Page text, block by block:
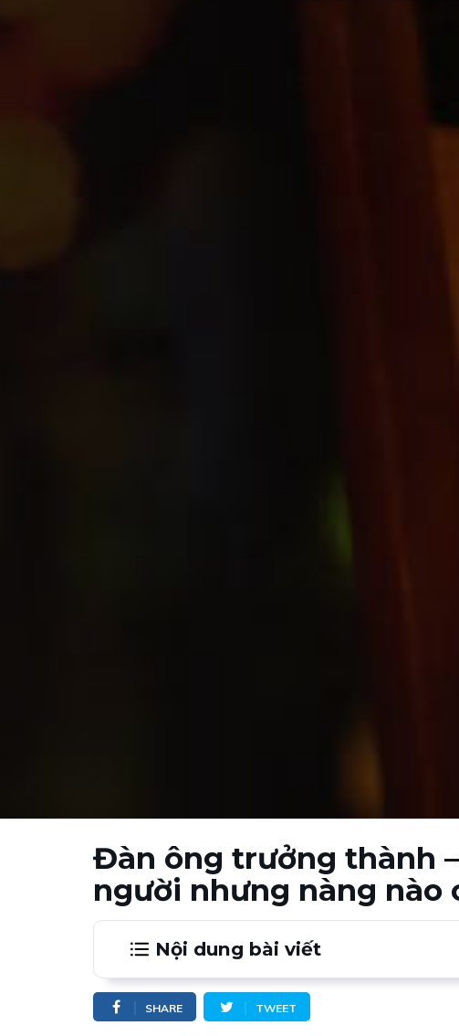
Đàn ông trưởng thành
người nhưng nàng nào
Nội dung bài viết
1.Đàn ông trưởng thành không để người yêu
2.Mang đến cho người mình yêu sự an toàn,
SHARE TWEET